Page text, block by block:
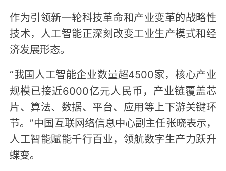
作为引领新一轮科技革命和产业变革的战略性
技术，人工智能正深刻改变工业生产模式和经
济发展形态。
“我国人工智能企业数量超4500家，核心产业
规模已接近6000亿元人民币，产业链覆盖芯
片、算法、数据、平台、应用等上下游关键环
节。”中国互联网络信息中心副主任张晓表示，
人工智能赋能千行百业，领航数字生产力跃升
蝶变。